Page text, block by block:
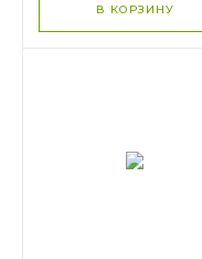
В КОРЗИНУ